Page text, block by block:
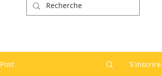
Post S'inscrire